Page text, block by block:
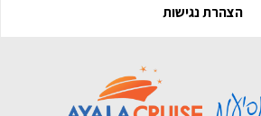
הצהרת נגישות